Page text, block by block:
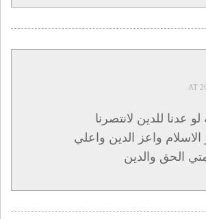
عدنا للدين لانتصرنا
الاسلام واعز الدين واعلي
الحق والدين